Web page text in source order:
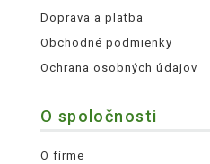
Doprava a platba
Obchodné podmienky
Ochrana osobných údajov
O spoločnosti
O firme